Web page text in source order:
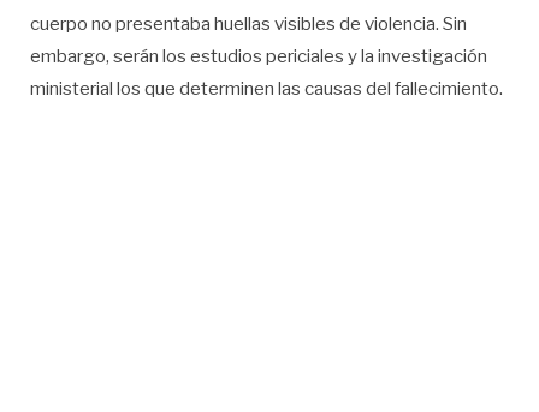
cuerpo no presentaba huellas visibles de violencia. Sin
embargo, serán los estudios periciales y la investigación
ministerial los que determinen las causas del fallecimiento.